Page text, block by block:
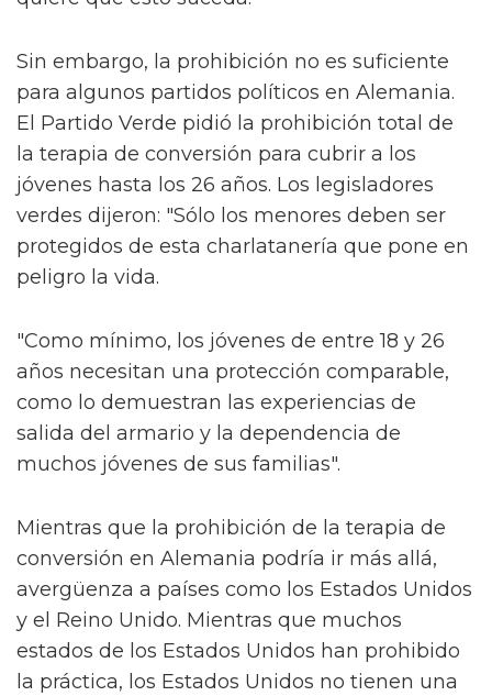
Sin embargo, la prohibición no es suficiente
para algunos partidos políticos en Alemania.
El Partido Verde pidió la prohibición total de
la terapia de conversión para cubrir a los
jóvenes hasta los 26 años. Los legisladores
verdes dijeron: "Sólo los menores deben ser
protegidos de esta charlatanería que pone en
peligro la vida.
"Como mínimo, los jóvenes de entre 18 y 26
años necesitan una protección comparable,
como lo demuestran las experiencias de
salida del armario y la dependencia de
muchos jóvenes de sus familias".
Mientras que la prohibición de la terapia de
conversión en Alemania podría ir más allá,
avergüenza a países como los Estados Unidos
y el Reino Unido. Mientras que muchos
estados de los Estados Unidos han prohibido
la práctica, los Estados Unidos no tienen una